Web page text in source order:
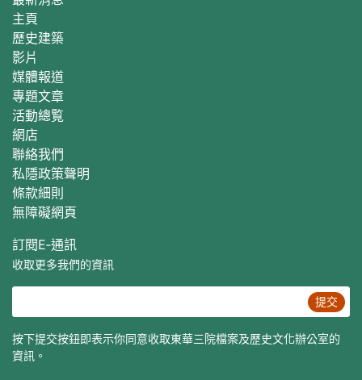
主頁
歷史建築
影片
媒體報道
專題文章
活動總覧
網店
聯絡我們
私隱政策聲明
條款細則
無障礙網頁
訂閱E‐通訊
收取更多我們的資訊
提交
按下提交按鈕即表示你同意收取東華三院檔案及歷史文化辦公室的
資訊。